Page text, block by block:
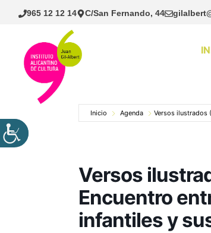
Saltar
965 12 12 14 C/San Fernando, 44
Inicio Agenda Versos ilustrados
Versos
Encuentro
infantiles y